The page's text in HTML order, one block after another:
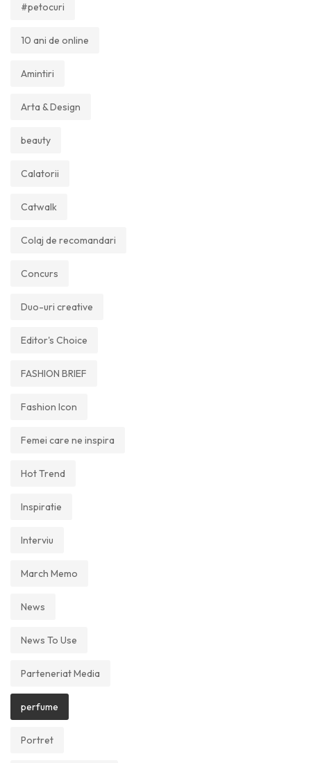
#petocuri
10 ani de online
Amintiri
Arta & Design
beauty
Calatorii
Catwalk
Colaj de recomandari
Concurs
Duo-uri creative
Editor's Choice
FASHION BRIEF
Fashion Icon
Femei care ne inspira
Hot Trend
Inspiratie
Interviu
March Memo
News
News To Use
Parteneriat Media
perfume
Portret